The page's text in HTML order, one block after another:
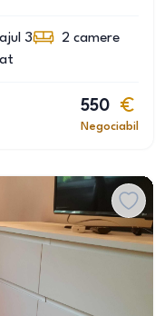
3 2 camere
550
Negociabil